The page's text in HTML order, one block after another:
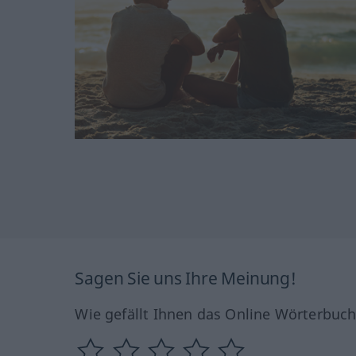
Sagen Sie uns Ihre Meinung!
Wie gefällt Ihnen das Online